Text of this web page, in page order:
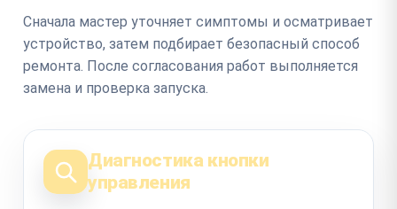
Сначала мастер уточняет симптомы и осматривает
устройство, затем подбирает безопасный способ
ремонта. После согласования работ выполняется
замена и проверка запуска.
Диагностика кнопки
управления